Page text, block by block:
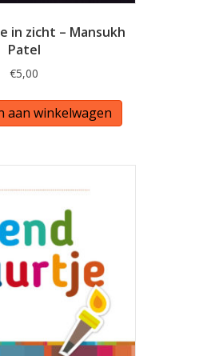
in zicht – Mansukh
Patel
€5,00
aan winkelwagen